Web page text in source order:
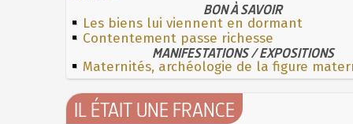
BON À SAVOIR
Les biens lui viennent en dormant
Contentement passe richesse
MANIFESTATIONS / EXPOSITIONS
Maternités, archéologie de la figure
IL ÉTAIT UNE FRANCE